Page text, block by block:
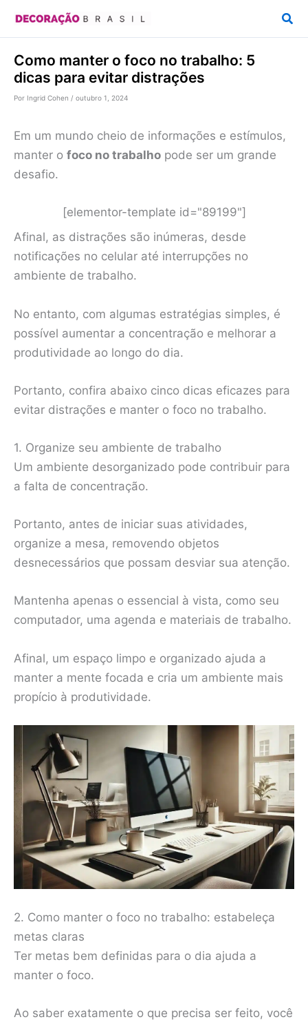
conteúdo
Como manter o foco no trabalho: 5
dicas para evitar distrações
Por Ingrid Cohen / outubro 1, 2024
Em um mundo cheio de informações e estímulos,
manter o foco no trabalho pode ser um grande
desafio.
[elementor-template id="89199"]
Afinal, as distrações são inúmeras, desde
notificações no celular até interrupções no
ambiente de trabalho.
No entanto, com algumas estratégias simples, é
possível aumentar a concentração e melhorar a
produtividade ao longo do dia.
Portanto, confira abaixo cinco dicas eficazes para
evitar distrações e manter o foco no trabalho.
1. Organize seu ambiente de trabalho
Um ambiente desorganizado pode contribuir para
a falta de concentração.
Portanto, antes de iniciar suas atividades,
organize a mesa, removendo objetos
desnecessários que possam desviar sua atenção.
Mantenha apenas o essencial à vista, como seu
computador, uma agenda e materiais de trabalho.
Afinal, um espaço limpo e organizado ajuda a
manter a mente focada e cria um ambiente mais
propício à produtividade.
2. Como manter o foco no trabalho: estabeleça
metas claras
Ter metas bem definidas para o dia ajuda a
manter o foco.
Ao saber exatamente o que precisa ser feito, você